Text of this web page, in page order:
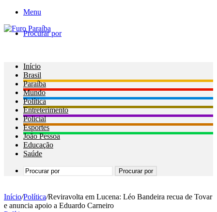
Menu
Procurar por
Início
Brasil
Paraíba
Mundo
Política
Entreterimento
Policial
Esportes
João Pessoa
Educação
Saúde
Procurar por
Início/Política/Reviravolta em Lucena: Léo Bandeira recua de Tovar
e anuncia apoio a Eduardo Carneiro